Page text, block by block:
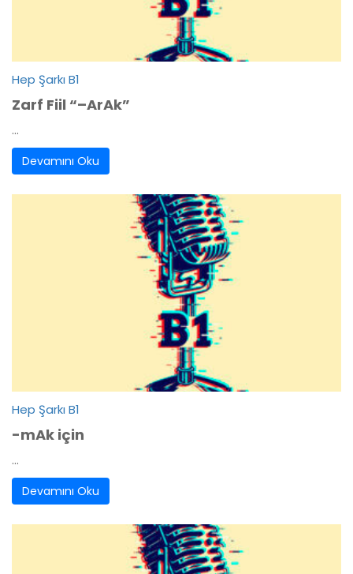
Hep Şarkı B1
Zarf Fiil “–ArAk”
...
Devamını Oku
Hep Şarkı B1
-mAk için
...
Devamını Oku